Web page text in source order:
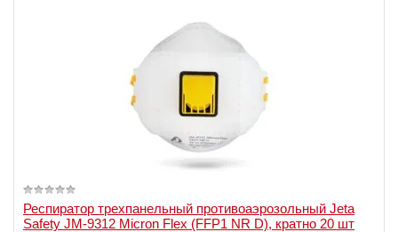
Респиратор трехпанельный противоаэрозольный Jeta
Safety JM-9312 Micron Flex (FFP1 NR D), кратно 20 шт